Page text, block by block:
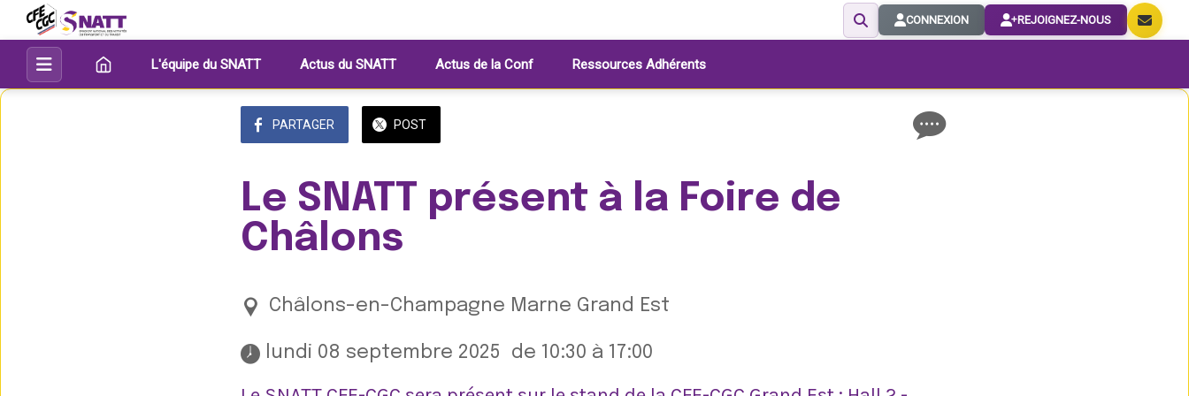
CONNEXION REJOIGNEZ-NOUS
L'équipe du SNATT Actus du SNATT Actus de la Conf Ressources Adhérents
PARTAGER POST
Le SNATT présent à la Foire de
Châlons
Châlons-en-Champagne Marne Grand Est
lundi 08 septembre 2025  de 10:30 à 17:00